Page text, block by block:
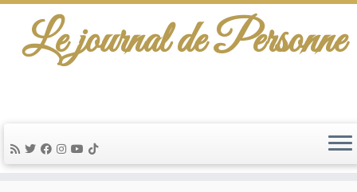
Le journal de Personne